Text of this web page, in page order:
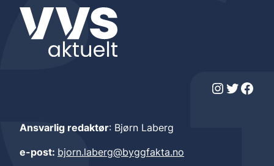
Instagram Twitter Facebook
Ansvarlig redaktør: Bjørn Laberg
e-post: bjorn.laberg@byggfakta.no